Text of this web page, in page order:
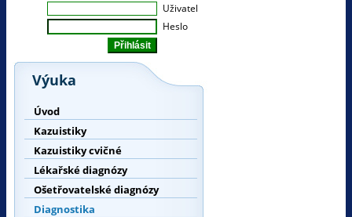
Uživatel
Heslo
Výuka
Úvod
Kazuistiky
Kazuistiky cvičné
Lékařské diagnózy
Ošetřovatelské diagnózy
Diagnostika